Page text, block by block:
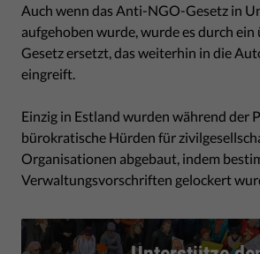
Auch wenn das Anti-NGO-Gesetz in
aufgehoben wurde, wurde es durch
Gesetz ersetzt, das weiterhin in die
eingreift.
Einzig in Estland wurden während der
bürokratische Hürden für
Organisationen abgebaut, indem
Verwaltungsvorschriften gelockert